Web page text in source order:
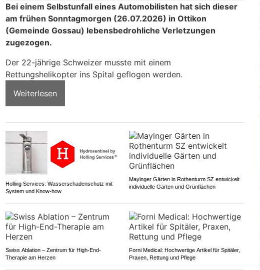
Bei einem Selbstunfall eines Automobilisten hat sich dieser
am frühen Sonntagmorgen (26.07.2026) in Ottikon
(Gemeinde Gossau) lebensbedrohliche Verletzungen
zugezogen.
Der 22-jährige Schweizer musste mit einem
Rettungshelikopter ins Spital geflogen werden.
Weiterlesen
Holling Services: Wasserschadenschutz mit
System und Know-how
Mayinger Gärten in Rothenturm SZ entwickelt
individuelle Gärten und Grünflächen
Swiss Ablation – Zentrum für High-End-
Therapie am Herzen
Forni Medical: Hochwertige Artikel für Spitäler,
Praxen, Rettung und Pflege